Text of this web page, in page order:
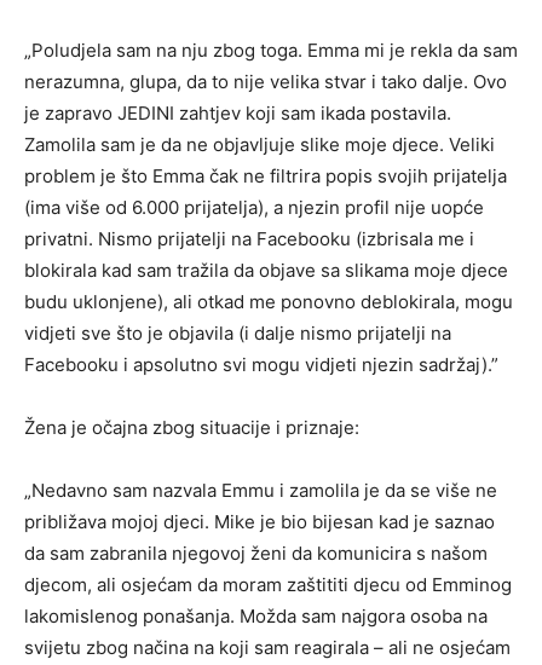
„Poludjela sam na nju zbog toga. Emma mi je rekla da sam
nerazumna, glupa, da to nije velika stvar i tako dalje. Ovo
je zapravo JEDINI zahtjev koji sam ikada postavila.
Zamolila sam je da ne objavljuje slike moje djece. Veliki
problem je što Emma čak ne filtrira popis svojih prijatelja
(ima više od 6.000 prijatelja), a njezin profil nije uopće
privatni. Nismo prijatelji na Facebooku (izbrisala me i
blokirala kad sam tražila da objave sa slikama moje djece
budu uklonjene), ali otkad me ponovno deblokirala, mogu
vidjeti sve što je objavila (i dalje nismo prijatelji na
Facebooku i apsolutno svi mogu vidjeti njezin sadržaj).”
Žena je očajna zbog situacije i priznaje:
„Nedavno sam nazvala Emmu i zamolila je da se više ne
približava mojoj djeci. Mike je bio bijesan kad je saznao
da sam zabranila njegovoj ženi da komunicira s našom
djecom, ali osjećam da moram zaštititi djecu od Emminog
lakomislenog ponašanja. Možda sam najgora osoba na
svijetu zbog načina na koji sam reagirala – ali ne osjećam